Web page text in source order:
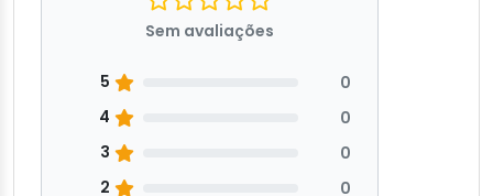
Sem avaliações
5
0
4
0
3
0
2
0